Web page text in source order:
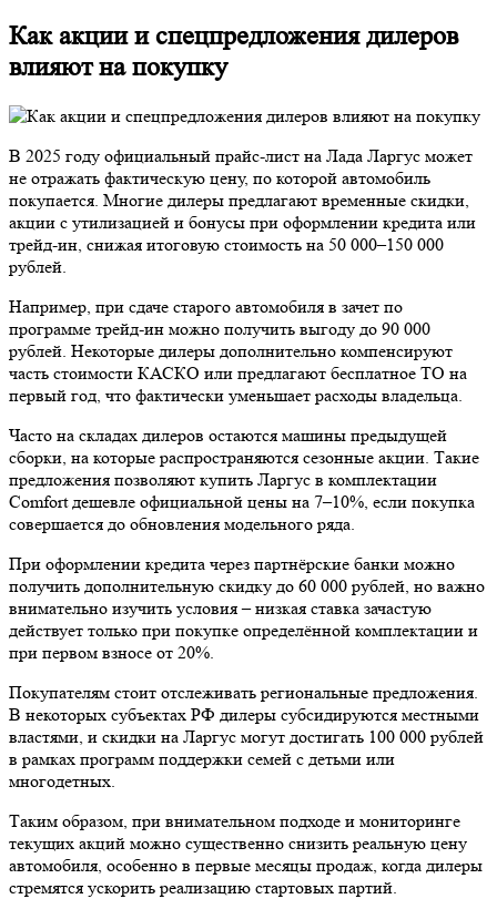
Как акции и спецпредложения дилеров
влияют на покупку
В 2025 году официальный прайс-лист на Лада Ларгус может
не отражать фактическую цену, по которой автомобиль
покупается. Многие дилеры предлагают временные скидки,
акции с утилизацией и бонусы при оформлении кредита или
трейд-ин, снижая итоговую стоимость на 50 000–150 000
рублей.
Например, при сдаче старого автомобиля в зачет по
программе трейд-ин можно получить выгоду до 90 000
рублей. Некоторые дилеры дополнительно компенсируют
часть стоимости КАСКО или предлагают бесплатное ТО на
первый год, что фактически уменьшает расходы владельца.
Часто на складах дилеров остаются машины предыдущей
сборки, на которые распространяются сезонные акции. Такие
предложения позволяют купить Ларгус в комплектации
Comfort дешевле официальной цены на 7–10%, если покупка
совершается до обновления модельного ряда.
При оформлении кредита через партнёрские банки можно
получить дополнительную скидку до 60 000 рублей, но важно
внимательно изучить условия – низкая ставка зачастую
действует только при покупке определённой комплектации и
при первом взносе от 20%.
Покупателям стоит отслеживать региональные предложения.
В некоторых субъектах РФ дилеры субсидируются местными
властями, и скидки на Ларгус могут достигать 100 000 рублей
в рамках программ поддержки семей с детьми или
многодетных.
Таким образом, при внимательном подходе и мониторинге
текущих акций можно существенно снизить реальную цену
автомобиля, особенно в первые месяцы продаж, когда дилеры
стремятся ускорить реализацию стартовых партий.